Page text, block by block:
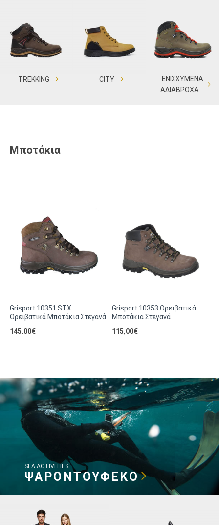
TREKKING CITY
ΕΝΙΣΧΥΜΕΝΑ
ΑΔΙΑΒΡΟΧΑ
Μποτάκια
Grisport 10351 STX
Ορειβατικά Μποτάκια Στεγανά
145,00€
Grisport 10353 Ορειβατικά
Μποτάκια Στεγανά
115,00€
SEA ACTIVITIES
ΨΑΡΟΝΤΟΥΦΕΚΟ